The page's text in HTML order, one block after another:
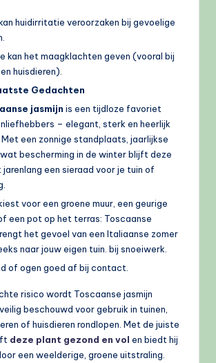
huidirritatie veroorzaken bij gevoelige
kan het maagklachten geven (vooral bij
huisdieren).
Gedachten
jasmijn is een tijdloze favoriet
– elegant, sterk en heerlijk
Met een zonnige standplaats, jaarlijkse
bescherming in de winter blijft deze
jarenlang een sieraad voor je tuin of
voor een groene muur, een geurige
een pot op het terras: Toscaanse
het gevoel van een Italiaanse zomer
naar jouw eigen tuin. bij snoeiwerk.
of ogen goed af bij contact.
risico wordt Toscaanse jasmijn
beschouwd voor gebruik in tuinen,
of huisdieren rondlopen. Met de juiste
deze plant gezond en vol en biedt hij
een weelderige, groene uitstraling.